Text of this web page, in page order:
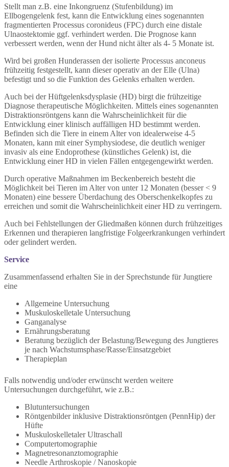
Stellt man z.B. eine Inkongruenz (Stufenbildung) im
Ellbogengelenk fest, kann die Entwicklung eines sogenannten
fragmentierten Processus coronideus (FPC) durch eine distale
Ulnaostektomie ggf. verhindert werden. Die Prognose kann
verbessert werden, wenn der Hund nicht älter als 4- 5 Monate ist.
Wird bei großen Hunderassen der isolierte Processus anconeus
frühzeitig festgestellt, kann dieser operativ an der Elle (Ulna)
befestigt und so die Funktion des Gelenks erhalten werden.
Auch bei der Hüftgelenksdysplasie (HD) birgt die frühzeitige
Diagnose therapeutische Möglichkeiten. Mittels eines sogenannten
Distraktionsröntgens kann die Wahrscheinlichkeit für die
Entwicklung einer klinisch auffälligen HD bestimmt werden.
Befinden sich die Tiere in einem Alter von idealerweise 4-5
Monaten, kann mit einer Symphysiodese, die deutlich weniger
invasiv als eine Endoprothese (künstliches Gelenk) ist, die
Entwicklung einer HD in vielen Fällen entgegengewirkt werden.
Durch operative Maßnahmen im Beckenbereich besteht die
Möglichkeit bei Tieren im Alter von unter 12 Monaten (besser < 9
Monaten) eine bessere Überdachung des Oberschenkelkopfes zu
erreichen und somit die Wahrscheinlichkeit einer HD zu verringern.
Auch bei Fehlstellungen der Gliedmaßen können durch frühzeitiges
Erkennen und therapieren langfristige Folgeerkrankungen verhindert
oder gelindert werden.
Service
Zusammenfassend erhalten Sie in der Sprechstunde für Jungtiere
eine
Allgemeine Untersuchung
Muskuloskelletale Untersuchung
Ganganalyse
Ernährungsberatung
Beratung bezüglich der Belastung/Bewegung des Jungtieres
je nach Wachstumsphase/Rasse/Einsatzgebiet
Therapieplan
Falls notwendig und/oder erwünscht werden weitere
Untersuchungen durchgeführt, wie z.B.:
Blutuntersuchungen
Röntgenbilder inklusive Distraktionsröntgen (PennHip) der
Hüfte
Muskuloskelletaler Ultraschall
Computertomographie
Magnetresonanztomographie
Needle Arthroskopie / Nanoskopie